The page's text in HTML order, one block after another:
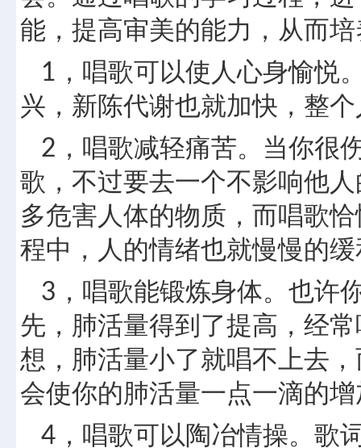
能，提高审美的能力，从而
1，唱歌可以使人心身愉悦
兴，新陈代谢也就加快，整
2，唱歌减轻痛苦。当你很
歌，不过要去一个不影响他
多危害人体的物质，而唱歌
程中，人的情绪也就慢慢的
3，唱歌能锻炼身体。也许
先，肺活量得到了提高，经
想，肺活量小了就唱不上去
会使你的肺活量一点一滴的
4，唱歌可以陶冶情操。歌